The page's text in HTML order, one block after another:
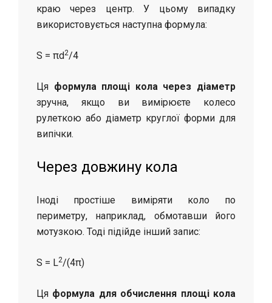
краю через центр. У цьому випадку
використовується наступна формула:
S = πd2/4
Ця формула площі кола через діаметр
зручна, якщо ви вимірюєте колесо
рулеткою або діаметр круглої форми для
випічки.
Через довжину кола
Іноді простіше виміряти коло по
периметру, наприклад, обмотавши його
мотузкою. Тоді підійде інший запис:
S = L2/(4π)
Ця формула для обчислення площі кола